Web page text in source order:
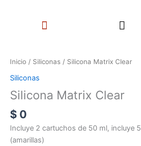
Menu
Inicio / Siliconas / Silicona Matrix Clear
Siliconas
Silicona Matrix Clear
$ 0
Incluye 2 cartuchos de 50 ml, incluye
(amarillas)
Matrix
cantidad